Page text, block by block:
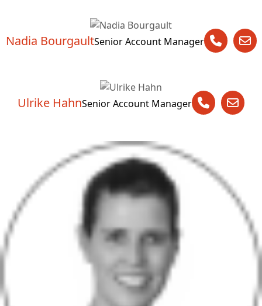
Nadia BourgaultSenior Account Manager
Ulrike HahnSenior Account Manager